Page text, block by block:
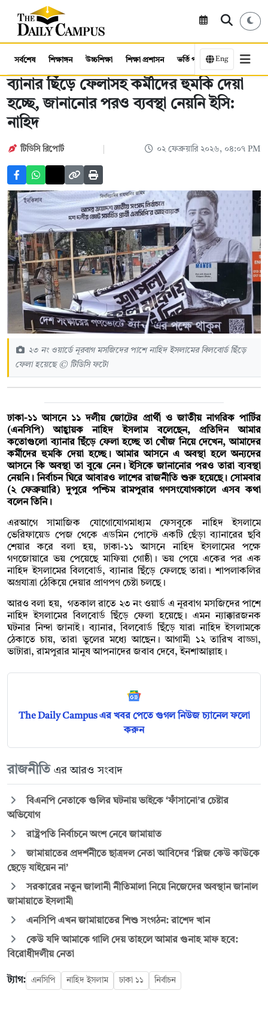
সর্বশেষ শিক্ষাঙ্গন উচ্চশিক্ষা শিক্ষা প্রশাসন ভর্তি পরীক্ষা কর্মসংস্থান
Eng
ব্যানার ছিঁড়ে ফেলাসহ কর্মীদের হুমকি দেয়া
হচ্ছে, জানানোর পরও ব্যবস্থা নেয়নি ইসি:
নাহিদ
টিডিসি রিপোর্ট ০২ ফেব্রুয়ারি ২০২৬, ০৪:০৭ PM
২৩ নং ওয়ার্ডে নূরবাগ মসজিদের পাশে নাহিদ ইসলামের বিলবোর্ড ছিঁড়ে
ফেলা হয়েছে © টিডিসি ফটো
ঢাকা-১১ আসনে ১১ দলীয় জোটের প্রার্থী ও জাতীয় নাগরিক পার্টির
(এনসিপি) আহ্বায়ক নাহিদ ইসলাম বলেছেন, প্রতিদিন আমার
কতোগুলো ব্যানার ছিঁড়ে ফেলা হচ্ছে তা খোঁজ নিয়ে দেখেন, আমাদের
কর্মীদের হুমকি দেয়া হচ্ছে। আমার আসনে এ অবস্থা হলে অন্যদের
আসনে কি অবস্থা তা বুঝে নেন। ইসিকে জানানোর পরও তারা ব্যবস্থা
নেয়নি। নির্বাচন ঘিরে আবারও লাশের রাজনীতি শুরু হয়েছে। সোমবার
(২ ফেব্রুয়ারি) দুপুরে পশ্চিম রামপুরার গণসংযোগকালে এসব কথা
বলেন তিনি।
এরআগে সামাজিক যোগোযোগমাধ্যম ফেসবুকে নাহিদ ইসলামে
ভেরিফায়েড পেজ থেকে এডমিন পোস্টে একটি ছেঁড়া ব্যানারের ছবি
শেয়ার করে বলা হয়, ঢাকা-১১ আসনে নাহিদ ইসলামের পক্ষে
গণজোয়ারে ভয় পেয়েছে মাফিয়া গোষ্ঠী। ভয় পেয়ে একের পর এক
নাহিদ ইসলামের বিলবোর্ড, ব্যানার ছিঁড়ে ফেলছে তারা। শাপলাকলির
অগ্রযাত্রা ঠেকিয়ে দেয়ার প্রাণপণ চেষ্টা চলছে।
আরও বলা হয়, গতকাল রাতে ২৩ নং ওয়ার্ড এ নূরবাগ মসজিদের পাশে
নাহিদ ইসলামের বিলবোর্ড ছিঁড়ে ফেলা হয়েছে। এমন ন্যাক্কারজনক
ঘটনার নিন্দা জানাই। ব্যানার, বিলবোর্ড ছিঁড়ে যারা নাহিদ ইসলামকে
ঠেকাতে চায়, তারা ভুলের মধ্যে আছেন। আগামী ১২ তারিখ বাড্ডা,
ভাটারা, রামপুরার মানুষ আপনাদের জবাব দেবে, ইনশাআল্লাহ।
The Daily Campus এর খবর পেতে গুগল নিউজ চ্যানেল ফলো
করুন
রাজনীতি এর আরও সংবাদ
বিএনপি নেতাকে গুলির ঘটনায় ভাইকে ‘ফাঁসানো’র চেষ্টার
অভিযোগ
রাষ্ট্রপতি নির্বাচনে অংশ নেবে জামায়াত
জামায়াতের প্রদর্শনীতে ছাত্রদল নেতা আবিদের ‘প্লিজ কেউ কাউকে
ছেড়ে যাইয়েন না’
সরকারের নতুন জালানী নীতিমালা নিয়ে নিজেদের অবস্থান জানাল
জামায়াতে ইসলামী
এনসিপি এখন জামায়াতের শিশু সংগঠন: রাশেদ খান
কেউ যদি আমাকে গালি দেয় তাহলে আমার গুনাহ মাফ হবে:
বিরোধীদলীয় নেতা
ট্যাগ: এনসিপি নাহিদ ইসলাম ঢাকা ১১ নির্বাচন